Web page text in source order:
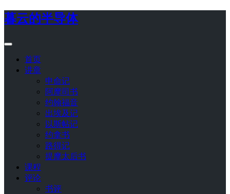
暮云的半导体
首页
讲章
申命记
阿摩司书
约翰福音
出埃及记
以斯帖记
约拿书
路得记
提摩太后书
课程
评论
书评